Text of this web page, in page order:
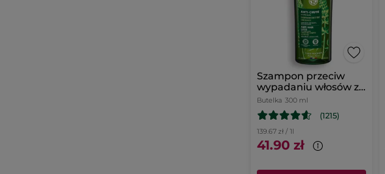
Szampon przeciw
wypadaniu włosów z
białym łubinem
Butelka 300 ml
(1215)
139.67 zł / 1l
41.90 zł